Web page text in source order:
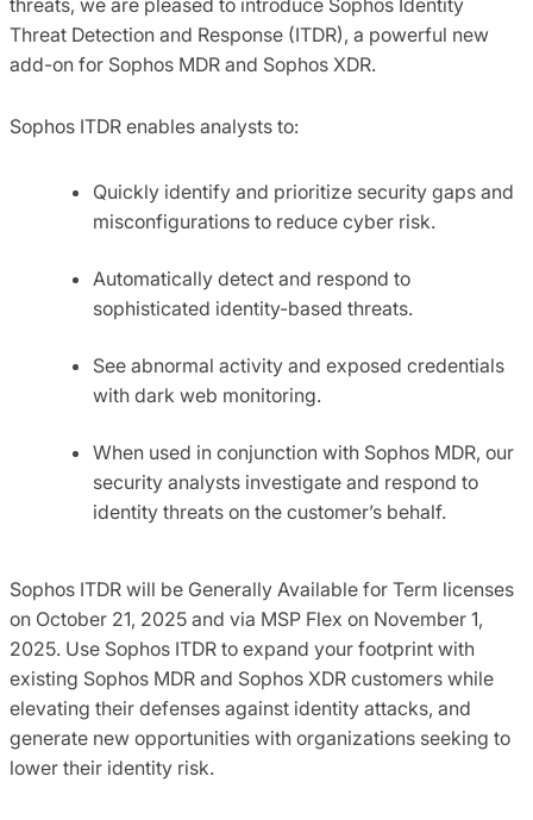
Threat Detection and Response (ITDR), a powerful new
add-on for Sophos MDR and Sophos XDR.
Sophos ITDR enables analysts to:
Quickly identify and prioritize security gaps and
misconfigurations to reduce cyber risk.
Automatically detect and respond to
sophisticated identity-based threats.
See abnormal activity and exposed credentials
with dark web monitoring.
When used in conjunction with Sophos MDR, our
security analysts investigate and respond to
identity threats on the customer’s behalf.
Sophos ITDR will be Generally Available for Term licenses
on October 21, 2025 and via MSP Flex on November 1,
2025. Use Sophos ITDR to expand your footprint with
existing Sophos MDR and Sophos XDR customers while
elevating their defenses against identity attacks, and
generate new opportunities with organizations seeking to
lower their identity risk.